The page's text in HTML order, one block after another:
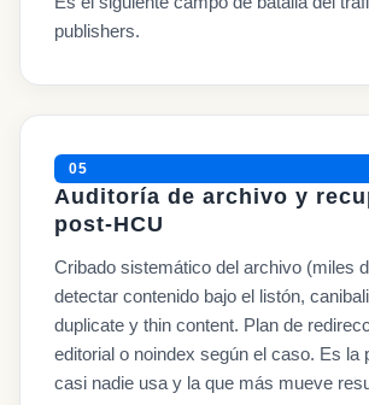
publishers.
05
Auditoría de archivo y
post-HCU
Cribado sistemático del archivo (miles
detectar contenido bajo el listón,
duplicate y thin content. Plan de
editorial o noindex según el caso. Es la
casi nadie usa y la que más mueve